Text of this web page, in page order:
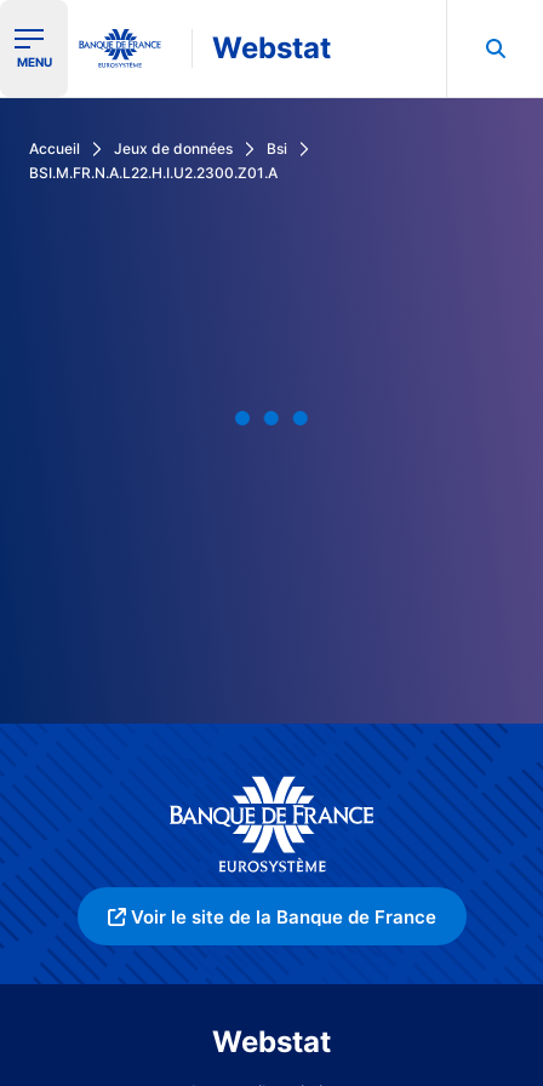
Ouvrir le menu de navigation
MENU Webstat
Accueil Jeux de données
Bsi
BSI.M.FR.N.A.L22.H.I.U2.2300.Z01.A
Voir le site de la Banque de France
Webstat